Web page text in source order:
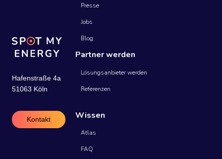
Hafenstraße 4a
51063 Köln
Kontakt
Presse
Jobs
Blog
Partner werden
Lösungsanbieter werden
Referenzen
Wissen
Atlas
FAQ